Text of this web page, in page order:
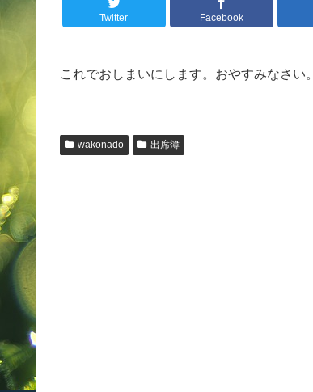
Twitter Facebook
これでおしまいにします。おやすみなさい。
wakonado 出席簿